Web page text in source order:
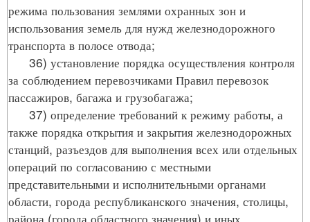
режима пользования землями охранных зон и
использования земель для нужд железнодорожного
транспорта в полосе отвода;
36) установление порядка осуществления контроля
за соблюдением перевозчиками Правил перевозок
пассажиров, багажа и грузобагажа;
37) определение требований к режиму работы, а
также порядка открытия и закрытия железнодорожных
станций, разъездов для выполнения всех или отдельных
операций по согласованию с местными
представительными и исполнительными органами
области, города республиканского значения, столицы,
района (города областного значения) и иных